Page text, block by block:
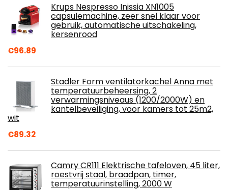
Krups Nespresso Inissia XN1005
capsulemachine, zeer snel klaar voor
gebruik, automatische uitschakeling,
kersenrood
€96.89
Stadler Form ventilatorkachel Anna met
temperatuurbeheersing, 2
verwarmingsniveaus (1200/2000W) en
kantelbeveiliging, voor kamers tot 25m2,
wit
€89.32
Camry CR111 Elektrische tafeloven, 45 liter,
roestvrij staal, braadpan, timer,
temperatuurinstelling, 2000 W